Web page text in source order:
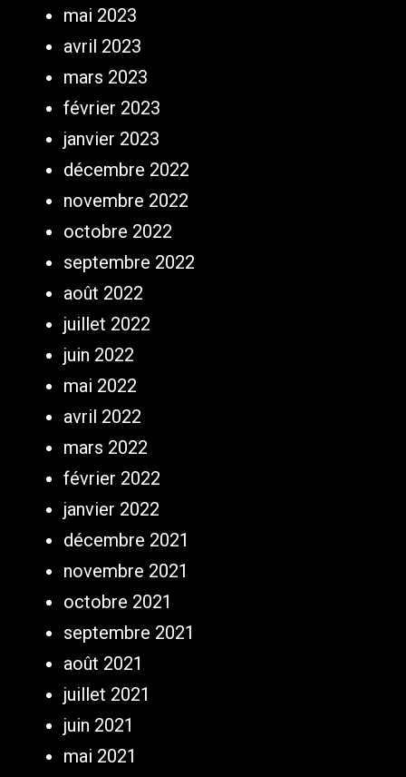
mai 2023
avril 2023
mars 2023
février 2023
janvier 2023
décembre 2022
novembre 2022
octobre 2022
septembre 2022
août 2022
juillet 2022
juin 2022
mai 2022
avril 2022
mars 2022
février 2022
janvier 2022
décembre 2021
novembre 2021
octobre 2021
septembre 2021
août 2021
juillet 2021
juin 2021
mai 2021